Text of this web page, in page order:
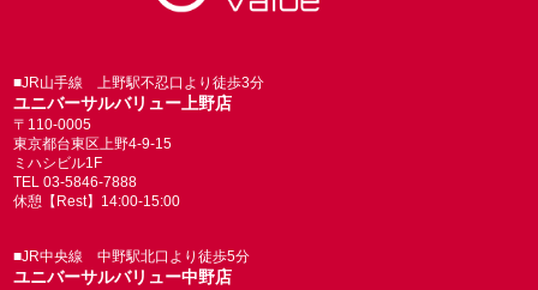
■JR山手線 上野駅不忍口より徒歩3分
ユニバーサルバリュー上野店
〒110-0005
東京都台東区上野4-9-15
ミハシビル1F
TEL 03-5846-7888
休憩【Rest】14:00-15:00
■JR中央線 中野駅北口より徒歩5分
ユニバーサルバリュー中野店